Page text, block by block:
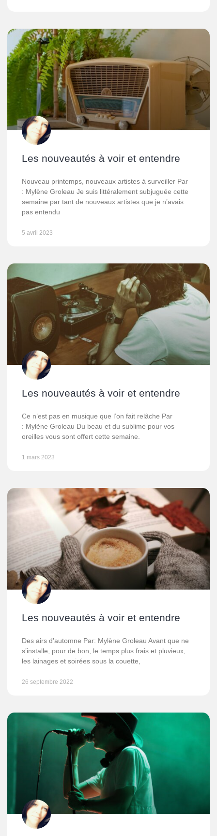
Les nouveautés à voir et entendre
Nouveau printemps, nouveaux artistes à surveiller Par
: Mylène Groleau Je suis littéralement subjuguée cette
semaine par tant de nouveaux artistes que je n’avais
pas entendu
5 avril 2023
Les nouveautés à voir et entendre
Ce n’est pas en musique que l’on fait relâche Par
: Mylène Groleau Du beau et du sublime pour vos
oreilles vous sont offert cette semaine.
1 mars 2023
Les nouveautés à voir et entendre
Des airs d’automne Par: Mylène Groleau Avant que ne
s’installe, pour de bon, le temps plus frais et pluvieux,
les lainages et soirées sous la couette,
26 septembre 2022